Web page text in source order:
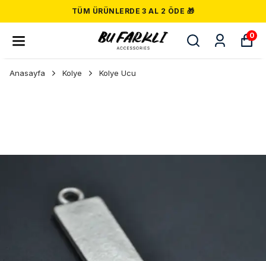
TÜM ÜRÜNLERDE 3 AL 2 ÖDE 🎁
0
Anasayfa Kolye Kolye Ucu